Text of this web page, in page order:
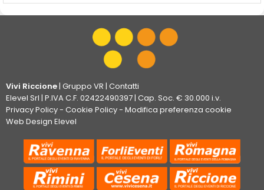
Vivi Riccione | Gruppo VR | Contatti
Elevel Srl | P.IVA C.F. 02422490397 | Cap. Soc. € 30.000 i.v.
Privacy Policy- Cookie Policy- Modifica preferenza cookie
Web Design Elevel